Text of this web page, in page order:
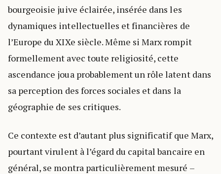
bourgeoisie juive éclairée, insérée dans les
dynamiques intellectuelles et financières de
l’Europe du XIXe siècle. Même si Marx rompit
formellement avec toute religiosité, cette
ascendance joua probablement un rôle latent dans
sa perception des forces sociales et dans la
géographie de ses critiques.
Ce contexte est d’autant plus significatif que Marx,
pourtant virulent à l’égard du capital bancaire en
général, se montra particulièrement mesuré –